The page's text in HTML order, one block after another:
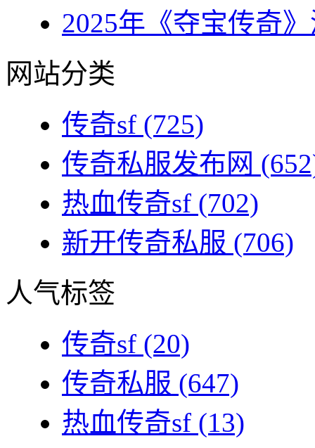
2025年《夺宝传奇
网站分类
传奇sf (725)
传奇私服发布网
热血传奇sf (702)
新开传奇私服 (706)
人气标签
传奇sf (20)
传奇私服 (647)
热血传奇sf (13)